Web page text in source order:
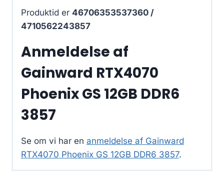
Produktid er 46706353537360 /
4710562243857
Anmeldelse af
Gainward RTX4070
Phoenix GS 12GB DDR6
3857
Se om vi har en anmeldelse af Gainward
RTX4070 Phoenix GS 12GB DDR6 3857.